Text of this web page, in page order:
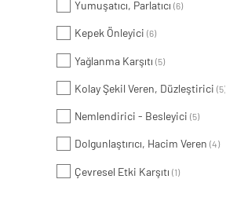
Yumuşatıcı, Parlatıcı (6)
Kepek Önleyici (6)
Yağlanma Karşıtı (5)
Kolay Şekil Veren, Düzleştirici (5)
Nemlendirici - Besleyici (5)
Dolgunlaştırıcı, Hacim Veren (4)
Çevresel Etki Karşıtı (1)